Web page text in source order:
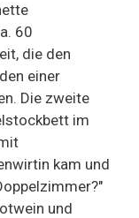
60
die den
einer
Die zweite
im
kam und
und